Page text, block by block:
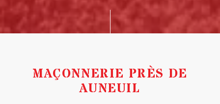
MAÇONNERIE PRÈS DE
AUNEUIL